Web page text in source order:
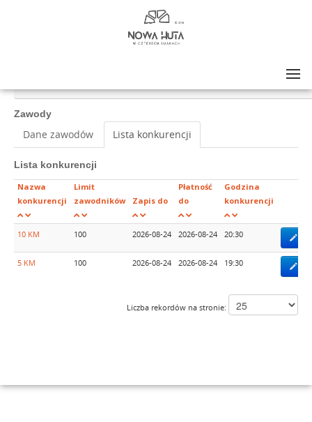
Zawody
Dane zawodów Lista konkurencji
Lista konkurencji
Nazwa
konkurencji
Limit
zawodników
Zapis do
Płatność
do
Godzina
konkurencji
10 KM 100 2026-08-24 2026-08-24 20:30
5 KM 100 2026-08-24 2026-08-24 19:30
Liczba rekordów na stronie: